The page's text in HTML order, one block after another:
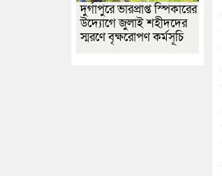
দুর্গাপুরে ভারপ্রাপ্ত স্পিকারের
উদ্যোগে জুলাই শহীদদের
স্মরণে বৃক্ষরোপণ কর্মসূচি